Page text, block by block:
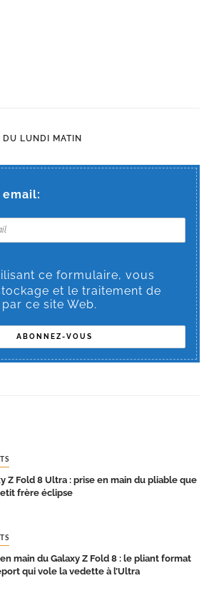
DU LUNDI MATIN
email:
ce formulaire, vous
et le traitement de
ce site Web.
Z Fold 8 Ultra : prise en main du pliable que
frère éclipse
main du Galaxy Z Fold 8 : le pliant format
qui vole la vedette à l’Ultra